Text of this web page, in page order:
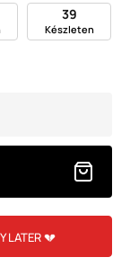
39
Készleten
LATER 💔